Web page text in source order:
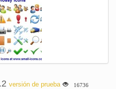
comunicación hábil.
versión de prueba 16736